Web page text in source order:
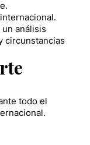
análisis
circunstancias
todo el